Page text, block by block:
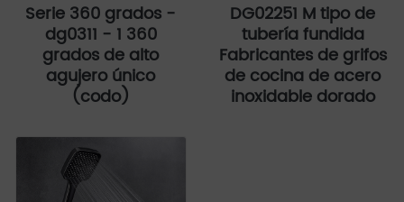
Serie 360 grados -
dg0311 - 1 360
grados de alto
agujero único
(codo)
DG02251 M tipo de
tubería fundida
Fabricantes de grifos
de cocina de acero
inoxidable dorado